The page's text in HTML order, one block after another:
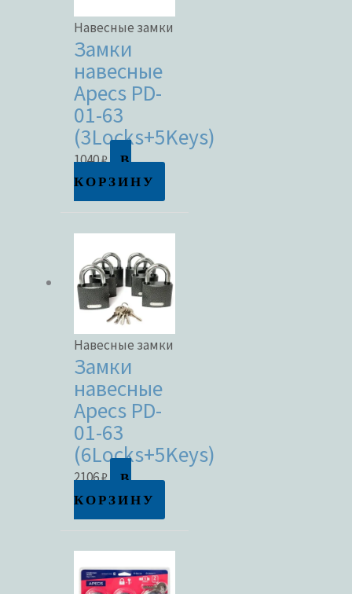
Навесные замки
Замки
навесные
Apecs PD-
01-63
(3Locks+5Keys)
1040₽
В
КОРЗИНУ
Навесные замки
Замки
навесные
Apecs PD-
01-63
(6Locks+5Keys)
2106₽
В
КОРЗИНУ